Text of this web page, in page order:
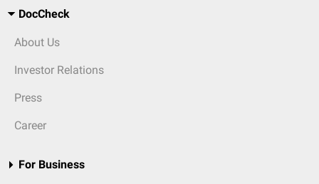
DocCheck
About Us
Investor Relations
Press
Career
For Business